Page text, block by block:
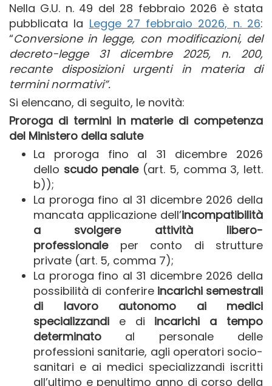
Nella G.U. n. 49 del 28 febbraio 2026 è stata
pubblicata la Legge 27 febbraio 2026, n. 26:
“Conversione in legge, con modificazioni, del
decreto-legge 31 dicembre 2025, n. 200,
recante disposizioni urgenti in materia di
termini normativi”.
Si elencano, di seguito, le novità:
Proroga di termini in materie di competenza
del Ministero della salute
La proroga fino al 31 dicembre 2026
dello scudo penale(art. 5, comma 3, lett.
b));
La proroga fino al 31 dicembre 2026 della
mancata applicazione dell’incompatibilità
a svolgere attività libero-
professionaleper conto di strutture
private (art. 5, comma 7);
La proroga fino al 31 dicembre 2026 della
possibilità di conferire incarichi semestrali
di lavoro autonomo ai medici
specializzandi e di incarichi a tempo
determinato al personale delle
professioni sanitarie, agli operatori socio-
sanitari e ai medici specializzandi iscritti
all’ultimo e penultimo anno di corso della